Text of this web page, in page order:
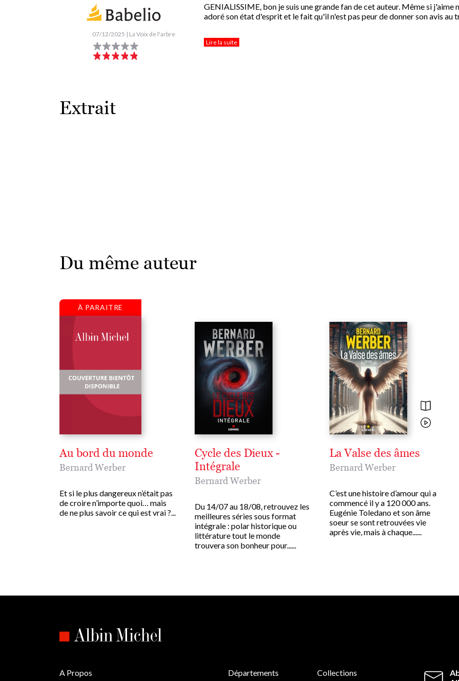
07/12/2025 | La Voix de l'arbre
GENIALISSIME, bon je suis une grande fan de cet auteur. Même si j'aime
adoré son état d'esprit et le fait qu'il n'est pas peur de donner son avis au
Lire la suite
Extrait
Du même auteur
À PARAITRE
Au bord du monde
Bernard Werber
Et si le plus dangereux n’était pas
de croire n’importe quoi… mais
de ne plus savoir ce qui est vrai ?...
Cycle des Dieux -
Intégrale
Bernard Werber
Du 14/07 au 18/08, retrouvez les
meilleures séries sous format
intégrale : polar historique ou
littérature tout le monde
trouvera son bonheur pour......
La Valse des âmes
Bernard Werber
C’est une histoire d’amour qui a
commencé il y a 120 000 ans.
Eugénie Toledano et son âme
soeur se sont retrouvées vie
après vie, mais à chaque......
A Propos Départements Collections